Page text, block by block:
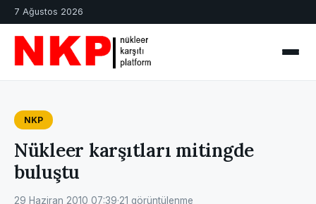
7 Ağustos 2026
NKP
Nükleer karşıtları mitingde
buluştu
29 Haziran 2010 07:39·21 görüntülenme